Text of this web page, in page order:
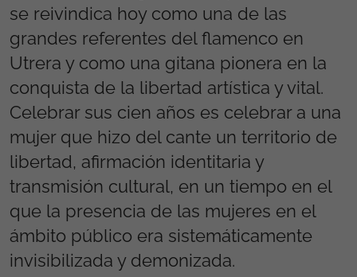
se reivindica hoy como una de las
grandes referentes del flamenco en
Utrera y como una gitana pionera en la
conquista de la libertad artística y vital.
Celebrar sus cien años es celebrar a una
mujer que hizo del cante un territorio de
libertad, afirmación identitaria y
transmisión cultural, en un tiempo en el
que la presencia de las mujeres en el
ámbito público era sistemáticamente
invisibilizada y demonizada.